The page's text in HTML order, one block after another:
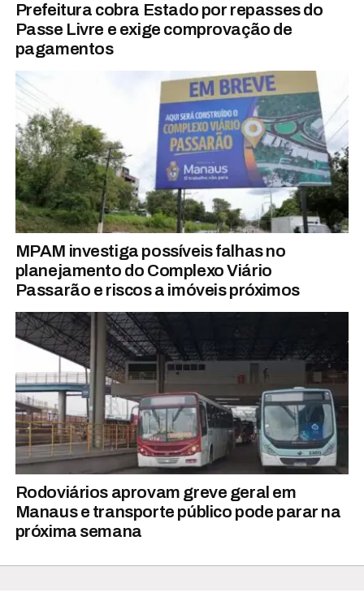
Prefeitura cobra Estado por repasses do
Passe Livre e exige comprovação de
pagamentos
MPAM investiga possíveis falhas no
planejamento do Complexo Viário
Passarão e riscos a imóveis próximos
Rodoviários aprovam greve geral em
Manaus e transporte público pode parar na
próxima semana